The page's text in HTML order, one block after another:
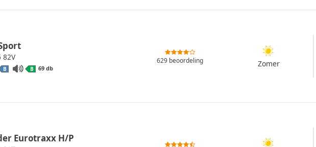
82V
B B 69 db
629 beoordeling Zomer
Eurotraxx H/P